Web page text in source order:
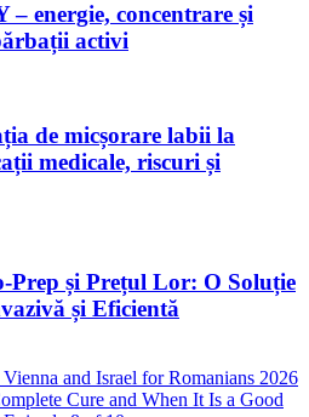
energie, concentrare și
activi
de micșorare labii la
medicale, riscuri și
Prep și Prețul Lor: O Soluție
și Eficientă